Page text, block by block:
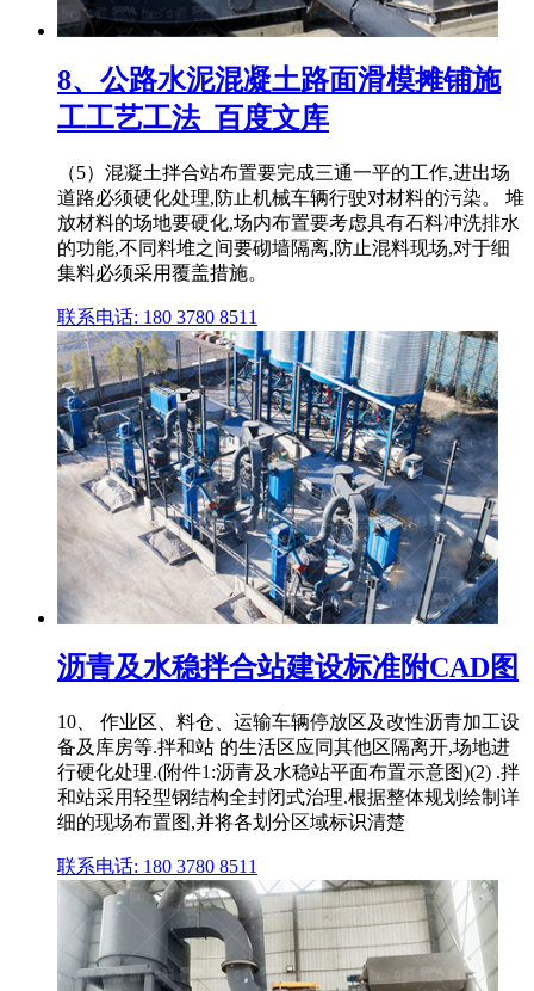
8、公路水泥混凝土路面滑模摊铺施
工工艺工法_百度文库
（5）混凝土拌合站布置要完成三通一平的工作,进出场
道路必须硬化处理,防止机械车辆行驶对材料的污染。 堆
放材料的场地要硬化,场内布置要考虑具有石料冲洗排水
的功能,不同料堆之间要砌墙隔离,防止混料现场,对于细
集料必须采用覆盖措施。
联系电话: 180 3780 8511
沥青及水稳拌合站建设标准附CAD图
10、 作业区、料仓、运输车辆停放区及改性沥青加工设
备及库房等.拌和站 的生活区应同其他区隔离开,场地进
行硬化处理.(附件1:沥青及水稳站平面布置示意图)(2) .拌
和站采用轻型钢结构全封闭式治理.根据整体规划绘制详
细的现场布置图,并将各划分区域标识清楚
联系电话: 180 3780 8511